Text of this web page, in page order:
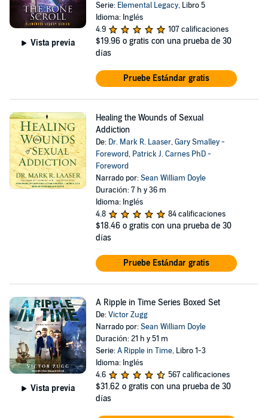
Vista previa
Serie: Elemental Legacy, Libro 5
Idioma: Inglés
4.9
107 calificaciones
$19.96 o gratis con una prueba de 30
días
Pruebe Estándar gratis
Healing the Wounds of Sexual
Addiction
De: Dr. Mark R. Laaser,Gary Smalley -
Foreword, Patrick J. Carnes PhD -
Foreword
Narrado por:Sean William Doyle
Duración: 7 h y 36 m
Idioma: Inglés
4.8
84 calificaciones
$18.46 o gratis con una prueba de 30
días
Pruebe Estándar gratis
Vista previa
A Ripple in Time Series Boxed Set
De:Victor Zugg
Narrado por:Sean William Doyle
Duración: 21 h y 51 m
Serie:A Ripple in Time, Libro 1-3
Idioma: Inglés
4.6
567 calificaciones
$31.62 o gratis con una prueba de 30
días